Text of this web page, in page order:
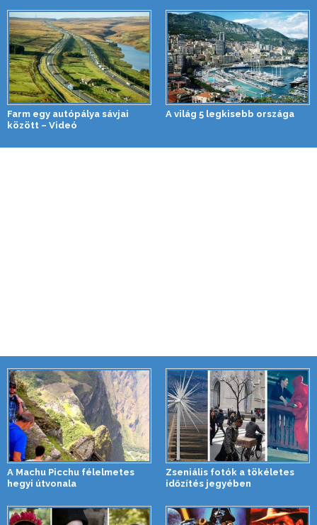
Farm egy autópálya sávjai
között – Videó
A világ 5 legkisebb országa
A Machu Picchu félelmetes
hegyi útvonala
Zseniális fotók a tökéletes
időzítés jegyében